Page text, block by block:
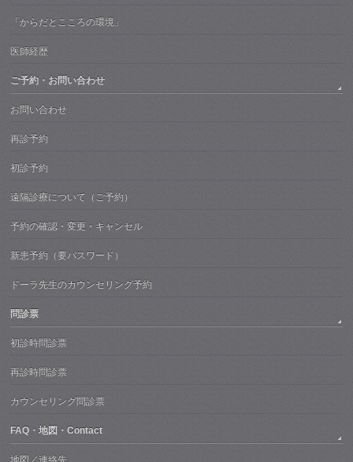
「からだとこころの環境」
医師経歴
ご予約・お問い合わせ
お問い合わせ
再診予約
初診予約
遠隔診療について（ご予約）
予約の確認・変更・キャンセル
新患予約（要パスワード）
ドーラ先生のカウンセリング予約
問診票
初診時問診票
再診時問診票
カウンセリング問診票
FAQ・地図・Contact